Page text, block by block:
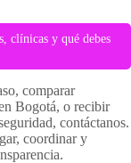
clínicas y qué debes
comparar
Bogotá, o recibir
contáctanos.
coordinar y